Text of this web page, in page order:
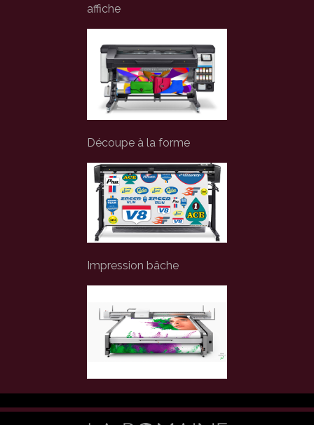
affiche
Découpe à la forme
Impression bâche